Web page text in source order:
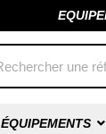
ÉQUIPEMENTS